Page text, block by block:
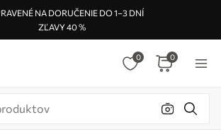
NA DORUČENIE DO 1–3 DNÍ
ZĽAVY 40 %
0 0